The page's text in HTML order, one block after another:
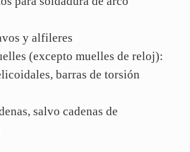
y alfileres
(excepto muelles de reloj):
barras de torsión
salvo cadenas de